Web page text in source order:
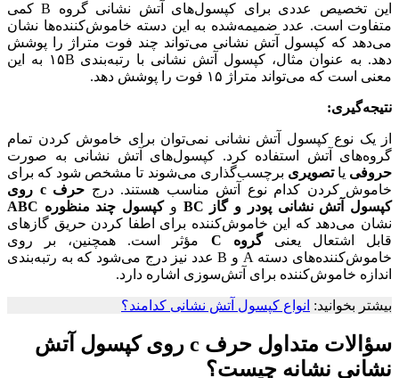
این تخصیص عددی برای کپسول‌های آتش نشانی گروه B کمی
متفاوت است. عدد ضمیمه‌شده به این دسته خاموش‌کننده‌ها نشان
می‌دهد که کپسول آتش نشانی می‌تواند چند فوت متراژ را پوشش
دهد. به عنوان مثال، کپسول آتش نشانی با رتبه‌بندی ۱۵B به این
معنی است که می‌تواند متراژ ۱۵ فوت را پوشش دهد.
نتیجه‌گیری:
از یک نوع کپسول آتش نشانی نمی‌توان برای خاموش کردن تمام
گروه‌های آتش استفاده کرد. کپسول‌های آتش نشانی به صورت
حروفی یاتصویری برچسب‌گذاری می‌شوند تا مشخص شود که برای
خاموش کردن کدام نوع آتش مناسب هستند. درج
حرف c روی
کپسول آتش نشانی پودر و گاز BC وکپسول چند منظوره ABC
نشان می‌دهد که این خاموش‌کننده برای اطفا کردن حریق‌ گازهای
قابل اشتعال یعنیگروه C
مؤثر است. همچنین، بر روی
خاموش‌کننده‌های دسته A و B عدد نیز درج می‌شود که به رتبه‌بندی
اندازه خاموش‌کننده برای آتش‌سوزی اشاره دارد.
بیشتر بخوانید: انواع کپسول آتش نشانی کدامند؟
سؤالات متداول حرف c روی کپسول آتش
نشانی نشانه چیست؟